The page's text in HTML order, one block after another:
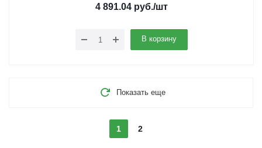
4 891.04 руб./шт
В корзину
Показать еще
1 2